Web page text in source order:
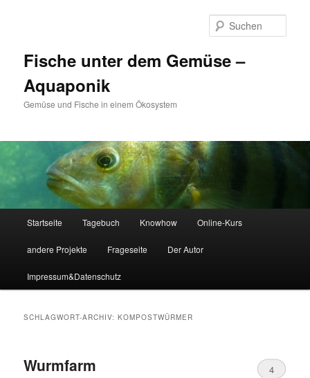
Fische unter dem Gemüse –
Aquaponik
Gemüse und Fische in einem Ökosystem
Startseite Tagebuch Knowhow Online-Kurs
andere Projekte Frageseite Der Autor
Impressum&Datenschutz
SCHLAGWORT-ARCHIV:KOMPOSTWÜRMER
Wurmfarm 4